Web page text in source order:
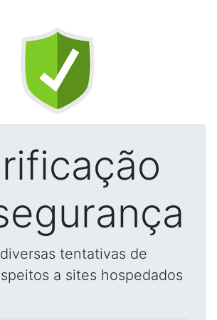
tentativas de
a sites hospedados